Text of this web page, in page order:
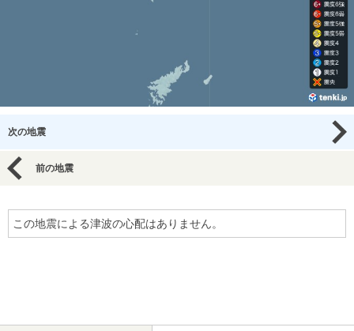
次の地震
前の地震
この地震による津波の心配はありません。